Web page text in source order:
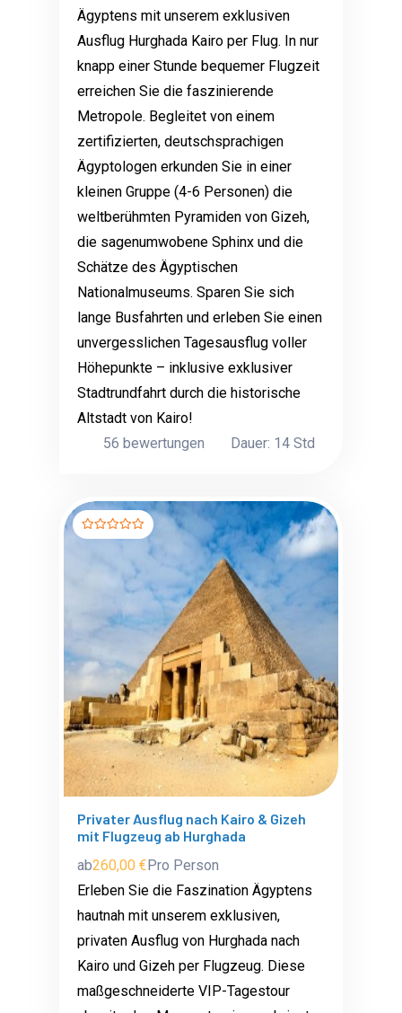
Ägyptens mit unserem exklusiven
Ausflug Hurghada Kairo per Flug. In nur
knapp einer Stunde bequemer Flugzeit
erreichen Sie die faszinierende
Metropole. Begleitet von einem
zertifizierten, deutschsprachigen
Ägyptologen erkunden Sie in einer
kleinen Gruppe (4-6 Personen) die
weltberühmten Pyramiden von Gizeh,
die sagenumwobene Sphinx und die
Schätze des Ägyptischen
Nationalmuseums. Sparen Sie sich
lange Busfahrten und erleben Sie einen
unvergesslichen Tagesausflug voller
Höhepunkte – inklusive exklusiver
Stadtrundfahrt durch die historische
Altstadt von Kairo!
56 bewertungen
Dauer: 14 Std
Privater Ausflug nach Kairo & Gizeh
mit Flugzeug ab Hurghada
ab260,00 €Pro Person
Erleben Sie die Faszination Ägyptens
hautnah mit unserem exklusiven,
privaten Ausflug von Hurghada nach
Kairo und Gizeh per Flugzeug. Diese
maßgeschneiderte VIP-Tagestour